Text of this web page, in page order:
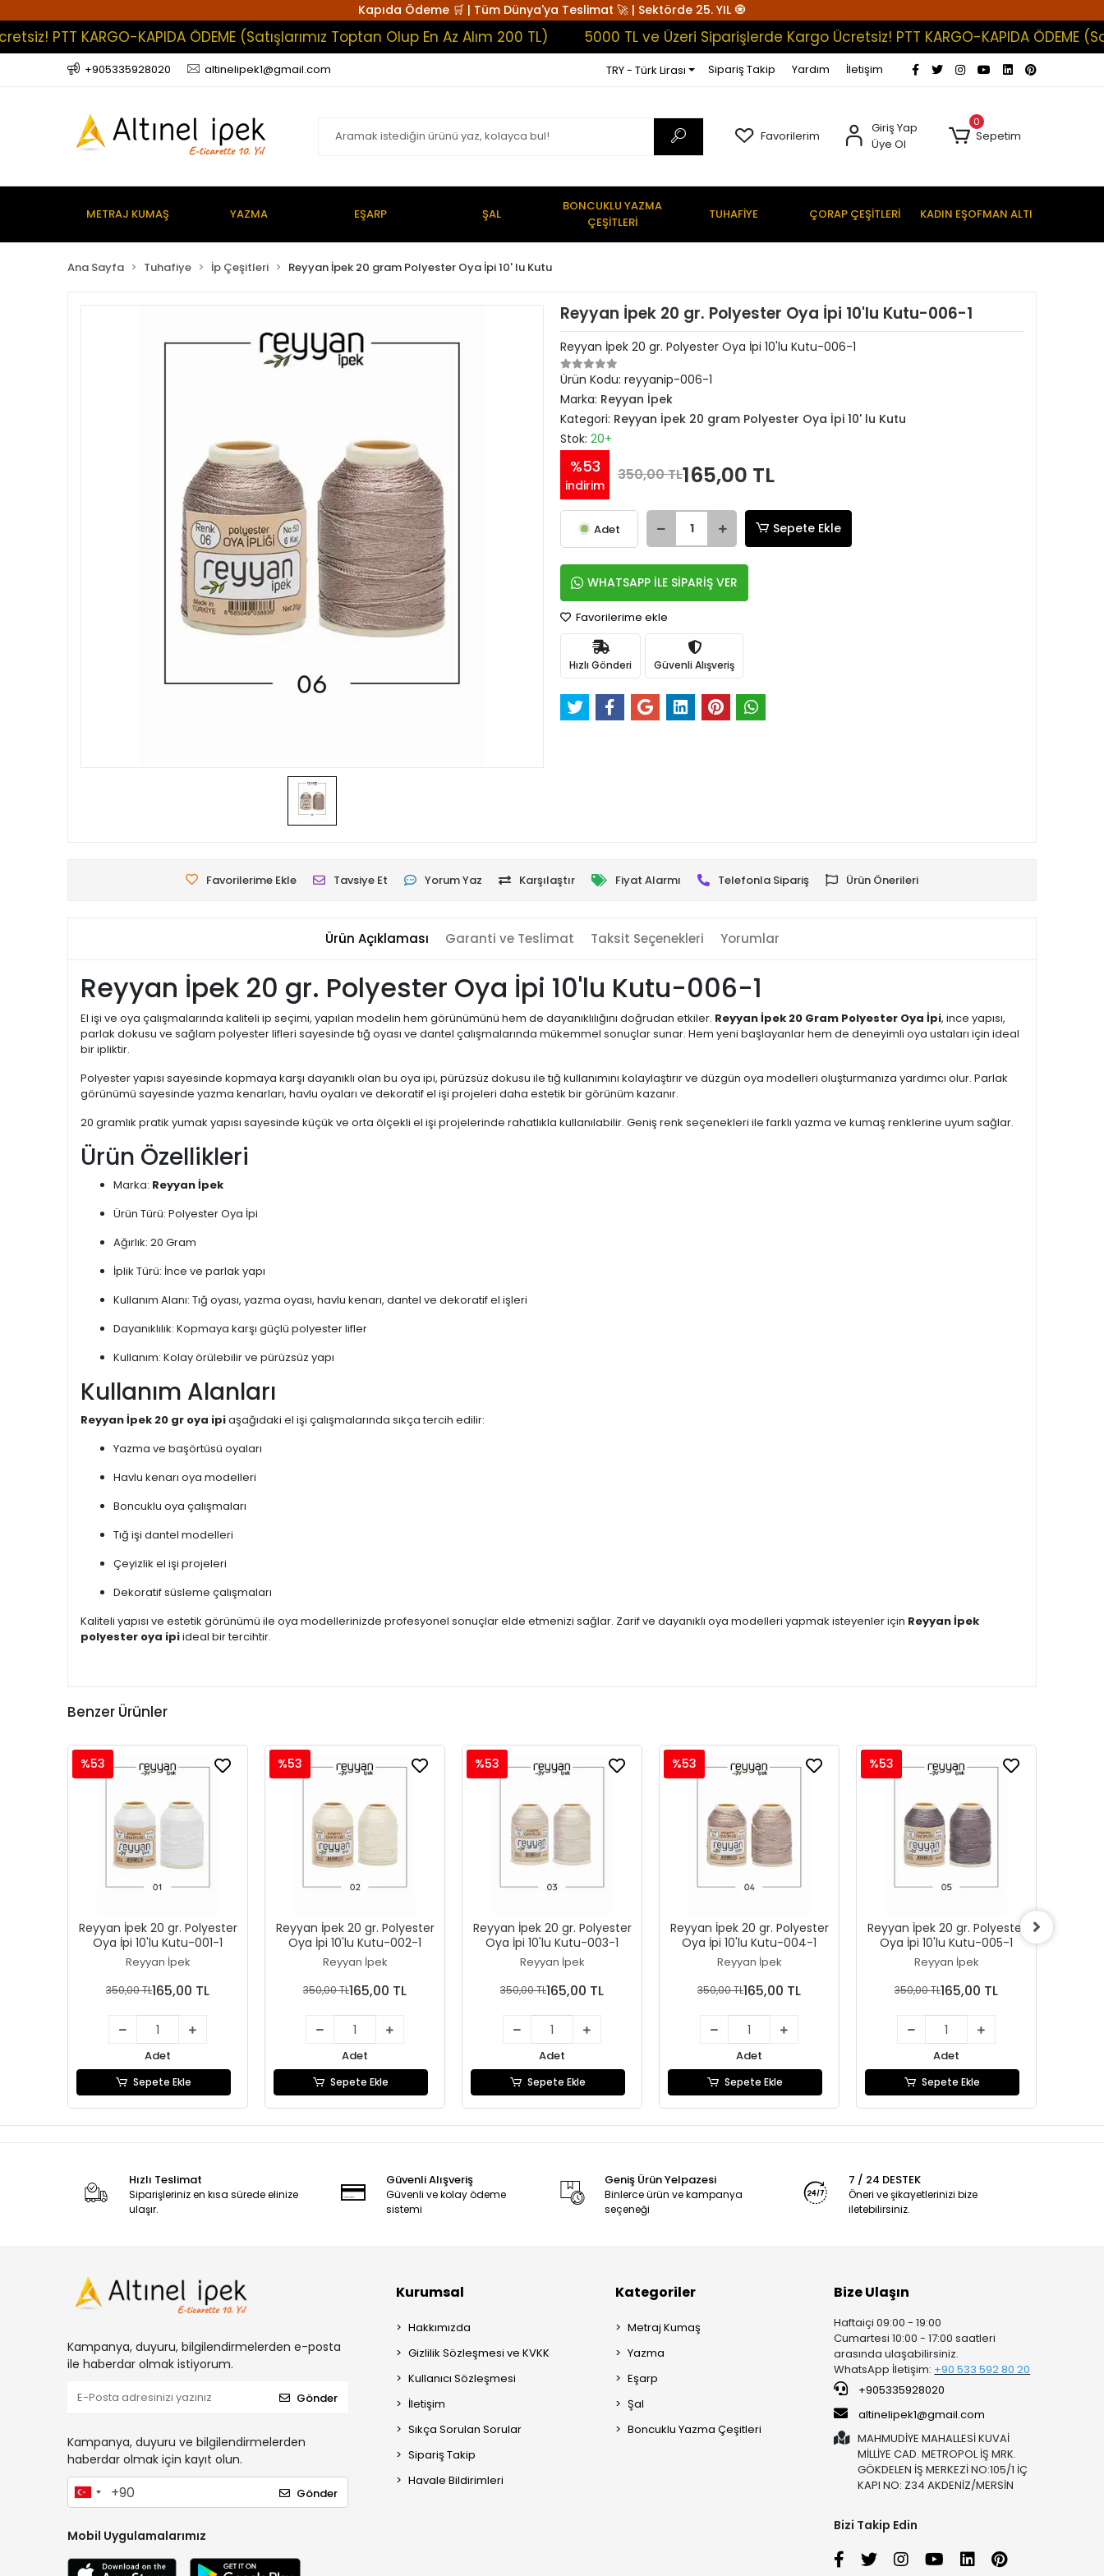
Kapıda Ödeme 🛒 | Tüm Dünya'ya Teslimat 🚀 | Sektörde 25. YIL 🧿
KARGO-KAPIDA ÖDEME (Satışlarımız Toptan Olup En Az Alım 200 TL) 5000 TL ve Üzeri Siparişlerde Kargo Ücretsiz! PTT KARGO-KAPIDA ÖDEME
+905335928020 altinelipek1@gmail.com TRY - Türk Lirası Sipariş Takip Yardım İletişim
Favorilerim
Giriş Yap
Üye Ol
0
Sepetim
METRAJ KUMAŞ YAZMA EŞARP ŞAL
BONCUKLU YAZMA
ÇEŞİTLERİ
TUHAFİYE ÇORAP ÇEŞİTLERİ KADIN EŞOFMAN ALTI
Ana Sayfa Tuhafiye İp Çeşitleri Reyyan İpek 20 gram Polyester Oya İpi 10' lu Kutu
Reyyan İpek 20 gr. Polyester Oya İpi 10'lu Kutu-006-1
Reyyan İpek 20 gr. Polyester Oya İpi 10'lu Kutu-006-1
Ürün Kodu: reyyanip-006-1
Marka: Reyyan İpek
Kategori: Reyyan İpek 20 gram Polyester Oya İpi 10' lu Kutu
Stok: 20+
%53
indirim
350,00 TL165,00 TL
Adet Sepete Ekle
WHATSAPP İLE SİPARİŞ VER
Favorilerime ekle
Hızlı Gönderi Güvenli Alışveriş
Favorilerime Ekle Tavsiye Et Yorum Yaz Karşılaştır Fiyat Alarmı Telefonla Sipariş Ürün Önerileri
Ürün Açıklaması Garanti ve Teslimat Taksit Seçenekleri Yorumlar
Reyyan İpek 20 gr. Polyester Oya İpi 10'lu Kutu-006-1
El işi ve oya çalışmalarında kaliteli ip seçimi, yapılan modelin hem görünümünü hem de dayanıklılığını doğrudan etkiler. Reyyan İpek 20 Gram Polyester Oya İpi, ince yapısı,
parlak dokusu ve sağlam polyester lifleri sayesinde tığ oyası ve dantel çalışmalarında mükemmel sonuçlar sunar. Hem yeni başlayanlar hem de deneyimli oya ustaları için ideal
bir ipliktir.
Polyester yapısı sayesinde kopmaya karşı dayanıklı olan bu oya ipi, pürüzsüz dokusu ile tığ kullanımını kolaylaştırır ve düzgün oya modelleri oluşturmanıza yardımcı olur. Parlak
görünümü sayesinde yazma kenarları, havlu oyaları ve dekoratif el işi projeleri daha estetik bir görünüm kazanır.
20 gramlık pratik yumak yapısı sayesinde küçük ve orta ölçekli el işi projelerinde rahatlıkla kullanılabilir. Geniş renk seçenekleri ile farklı yazma ve kumaş renklerine uyum sağlar.
Ürün Özellikleri
Marka: Reyyan İpek
Ürün Türü: Polyester Oya İpi
Ağırlık: 20 Gram
İplik Türü: İnce ve parlak yapı
Kullanım Alanı: Tığ oyası, yazma oyası, havlu kenarı, dantel ve dekoratif el işleri
Dayanıklılık: Kopmaya karşı güçlü polyester lifler
Kullanım: Kolay örülebilir ve pürüzsüz yapı
Kullanım Alanları
Reyyan İpek 20 gr oya ipiaşağıdaki el işi çalışmalarında sıkça tercih edilir:
Yazma ve başörtüsü oyaları
Havlu kenarı oya modelleri
Boncuklu oya çalışmaları
Tığ işi dantel modelleri
Çeyizlik el işi projeleri
Dekoratif süsleme çalışmaları
Kaliteli yapısı ve estetik görünümü ile oya modellerinizde profesyonel sonuçlar elde etmenizi sağlar. Zarif ve dayanıklı oya modelleri yapmak isteyenler için Reyyan İpek
polyester oya ipiideal bir tercihtir.
Benzer Ürünler
Reyyan İpek 20 gr. Polyester
Oya İpi 10'lu Kutu-001-1
Reyyan İpek
%53
350,00 TL165,00 TL
Adet
Sepete Ekle
Reyyan İpek 20 gr. Polyester
Oya İpi 10'lu Kutu-002-1
Reyyan İpek
%53
350,00 TL165,00 TL
Adet
Sepete Ekle
Reyyan İpek 20 gr. Polyester
Oya İpi 10'lu Kutu-003-1
Reyyan İpek
%53
350,00 TL165,00 TL
Adet
Sepete Ekle
Reyyan İpek 20 gr. Polyester
Oya İpi 10'lu Kutu-004-1
Reyyan İpek
%53
350,00 TL165,00 TL
Adet
Sepete Ekle
Reyyan İpek 20 gr. Polyester
Oya İpi 10'lu Kutu-005-1
Reyyan İpek
%53
350,00 TL165,00 TL
Adet
Sepete Ekle
Hızlı Teslimat
Siparişleriniz en kısa sürede elinize
ulaşır.
Güvenli Alışveriş
Güvenli ve kolay ödeme
sistemi
Geniş Ürün Yelpazesi
Binlerce ürün ve kampanya
seçeneği
7 / 24 DESTEK
Öneri ve şikayetlerinizi bize
iletebilirsiniz.
Kampanya, duyuru, bilgilendirmelerden e-posta
ile haberdar olmak istiyorum.
Gönder
Kampanya, duyuru ve bilgilendirmelerden
haberdar olmak için kayıt olun.
Gönder
Mobil Uygulamalarımız
Kurumsal
Hakkımızda
Gizlilik Sözleşmesi ve KVKK
Kullanıcı Sözleşmesi
İletişim
Sıkça Sorulan Sorular
Sipariş Takip
Havale Bildirimleri
Kategoriler
Metraj Kumaş
Yazma
Eşarp
Şal
Boncuklu Yazma Çeşitleri
Bize Ulaşın
Haftaiçi 09:00 - 19:00
Cumartesi 10:00 - 17:00 saatleri
arasında ulaşabilirsiniz.
WhatsApp İletişim: +90 533 592 80 20
+905335928020
altinelipek1@gmail.com
MAHMUDİYE MAHALLESİ KUVAİ
MİLLİYE CAD. METROPOL İŞ MRK.
GÖKDELEN İŞ MERKEZİ NO:105/1 İÇ
KAPI NO: Z34 AKDENİZ/MERSİN
Bizi Takip Edin